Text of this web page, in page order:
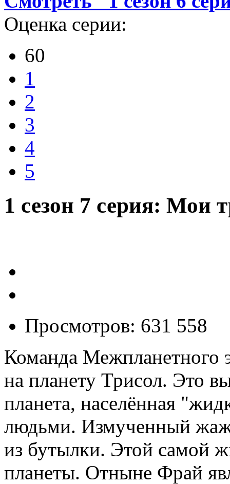
Оценка серии:
60
1
2
3
4
5
1 сезон 7 серия: Мои
Просмотров: 631 558
Команда Межпланетного
на планету Трисол. Это
планета, населённая
людьми. Измученный
из бутылки. Этой самой
планеты. Отныне Фрай